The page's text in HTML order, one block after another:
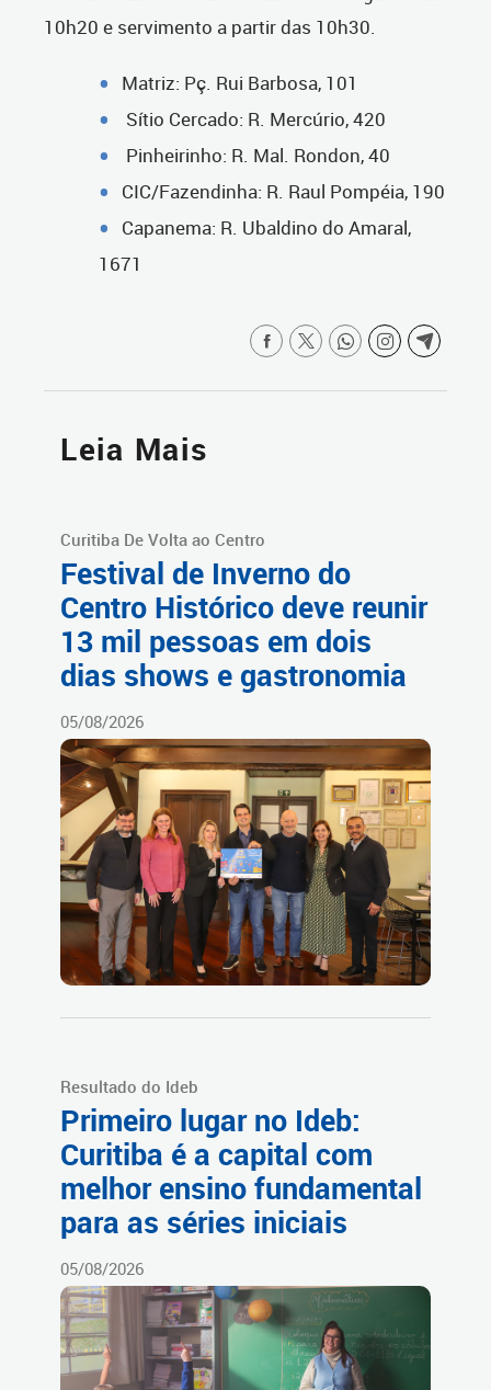
10h20 e servimento a partir das 10h30.
Matriz: Pç. Rui Barbosa, 101
Sítio Cercado: R. Mercúrio, 420
Pinheirinho: R. Mal. Rondon, 40
CIC/Fazendinha: R. Raul Pompéia, 190
Capanema: R. Ubaldino do Amaral,
1671
Leia Mais
Curitiba De Volta ao Centro
Festival de Inverno do
Centro Histórico deve reunir
13 mil pessoas em dois
dias shows e gastronomia
05/08/2026
Resultado do Ideb
Primeiro lugar no Ideb:
Curitiba é a capital com
melhor ensino fundamental
para as séries iniciais
05/08/2026